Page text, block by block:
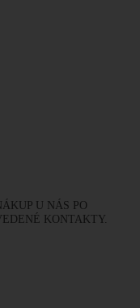
U NÁS PO
KONTAKTY.